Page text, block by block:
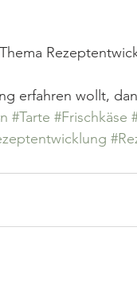
erfahren wollt,
#Tarte #Frischkäse